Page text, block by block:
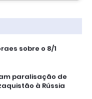
sobre o 8/1
paralisação de
à Rússia